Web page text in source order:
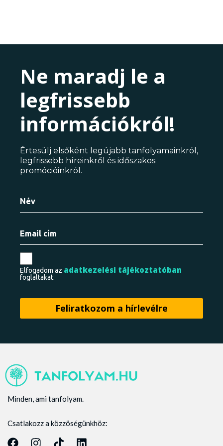
Ne maradj le a
legfrissebb
információkról!
Értesülj elsőként legújabb tanfolyamainkról,
legfrissebb híreinkről és időszakos
promócióinkról.
Elfogadom az adatkezelési tájékoztatóban
foglaltakat.
Minden, ami tanfolyam.
Csatlakozz a közzöségünkhöz: